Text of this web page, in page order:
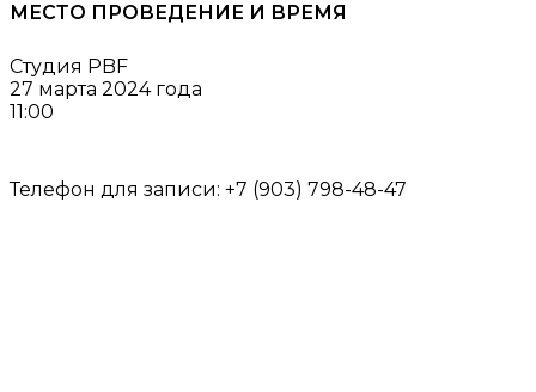
МЕСТО ПРОВЕДЕНИЕ И ВРЕМЯ
Студия PBF
27 марта 2024 года
11:00
Телефон для записи: +7 (903) 798-48-47